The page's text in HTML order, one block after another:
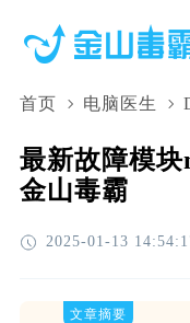
首页 电脑医生
最新故障模
金山毒霸
2025-01-13
文章摘要